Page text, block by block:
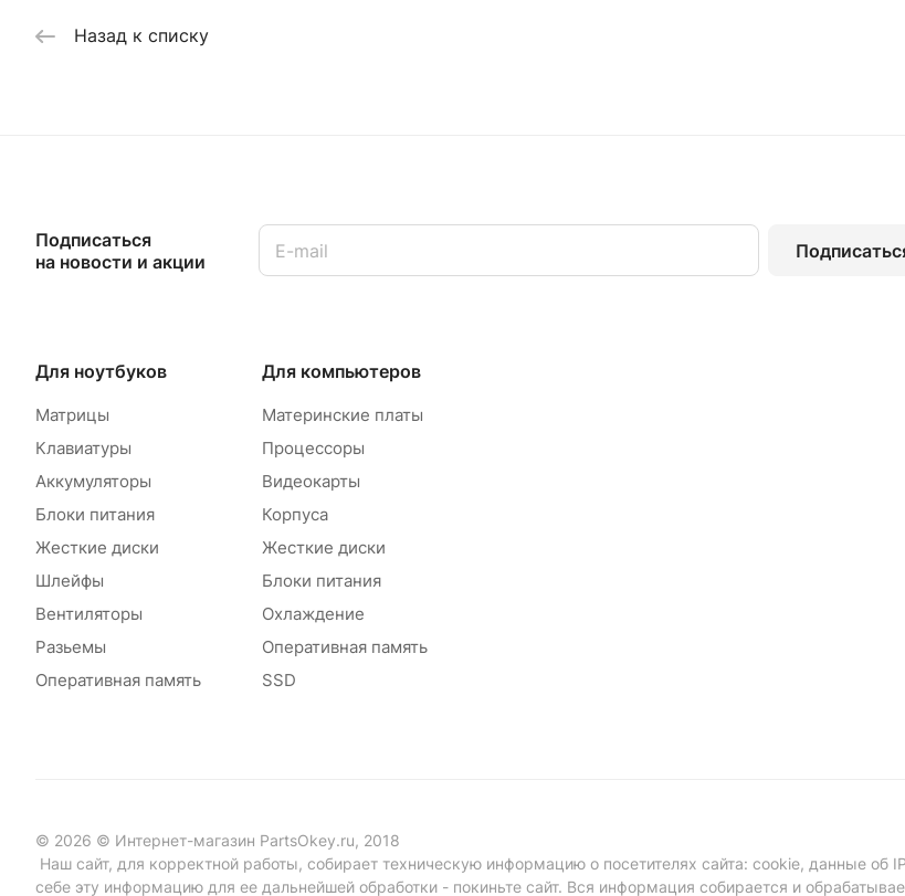
Назад к списку
Подписаться
на новости и акции
Для ноутбуков
Матрицы
Клавиатуры
Аккумуляторы
Блоки питания
Жесткие диски
Шлейфы
Вентиляторы
Разьемы
Оперативная память
Для компьютеров
Материнские платы
Процессоры
Видеокарты
Корпуса
Жесткие диски
Блоки питания
Охлаждение
Оперативная память
SSD
© 2026 © Интернет-магазин PartsOkey.ru, 2018
Наш сайт, для корректной работы, собирает техническую информацию о посетителях сайта: cookie, данные об
себе эту информацию для ее дальнейшей обработки - покиньте сайт. Вся информация собирается и